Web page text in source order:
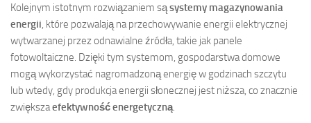
Kolejnym istotnym rozwiązaniem sąsystemy magazynowania
energii, które pozwalają na przechowywanie energii elektrycznej
wytwarzanej przez odnawialne źródła, takie jak panele
fotowoltaiczne. Dzięki tym systemom, gospodarstwa domowe
mogą wykorzystać nagromadzoną energię w godzinach szczytu
lub wtedy, gdy produkcja energii słonecznej jest niższa, co znacznie
zwiększaefektywność energetyczną.